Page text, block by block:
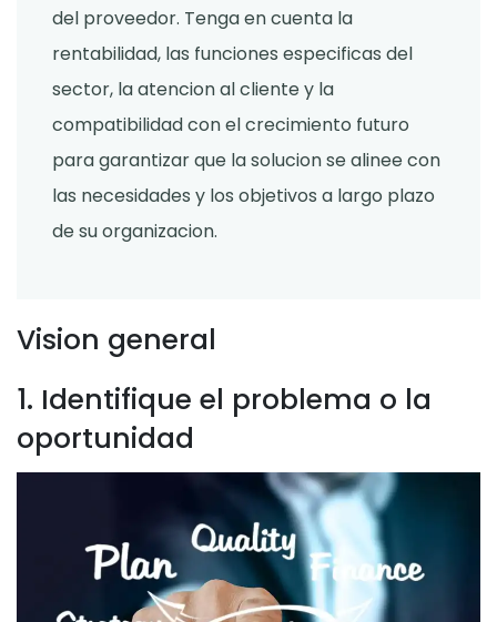
del proveedor. Tenga en cuenta la
rentabilidad, las funciones especificas del
sector, la atencion al cliente y la
compatibilidad con el crecimiento futuro
para garantizar que la solucion se alinee con
las necesidades y los objetivos a largo plazo
de su organizacion.
Vision general
1. Identifique el problema o la
oportunidad